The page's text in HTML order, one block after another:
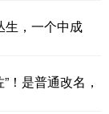
生，一个中成
！是普通改名，